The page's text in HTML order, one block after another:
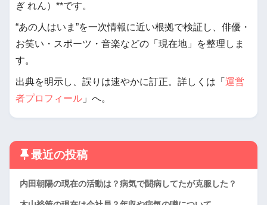
ぎ れん）**です。
“あの人はいま”を一次情報に近い根拠で検証し、俳優・
お笑い・スポーツ・音楽などの「現在地」を整理しま
す。
出典を明示し、誤りは速やかに訂正。詳しくは「 運営
者プロフィール 」へ。
最近の投稿
内田朝陽の現在の活動は？病気で闘病してたが克服した？